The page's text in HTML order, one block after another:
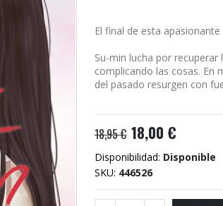
El final de esta
Su-min lucha por
complicando las cosas. En
del pasado resurgen con
18,95 € 18,00 €
Disponibilidad: Disponible
SKU 446526